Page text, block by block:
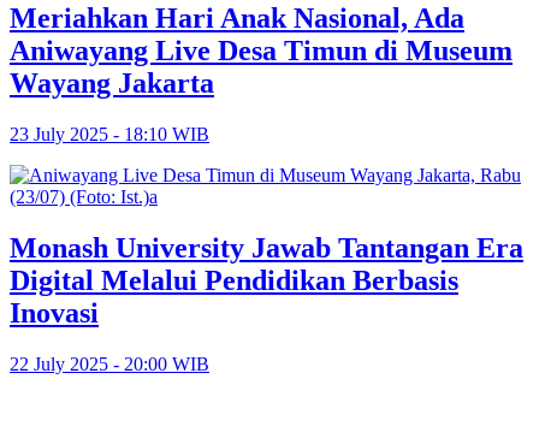
Meriahkan Hari Anak Nasional, Ada
Aniwayang Live Desa Timun di Museum
Wayang Jakarta
23 July 2025 - 18:10 WIB
Monash University Jawab Tantangan Era
Digital Melalui Pendidikan Berbasis
Inovasi
22 July 2025 - 20:00 WIB